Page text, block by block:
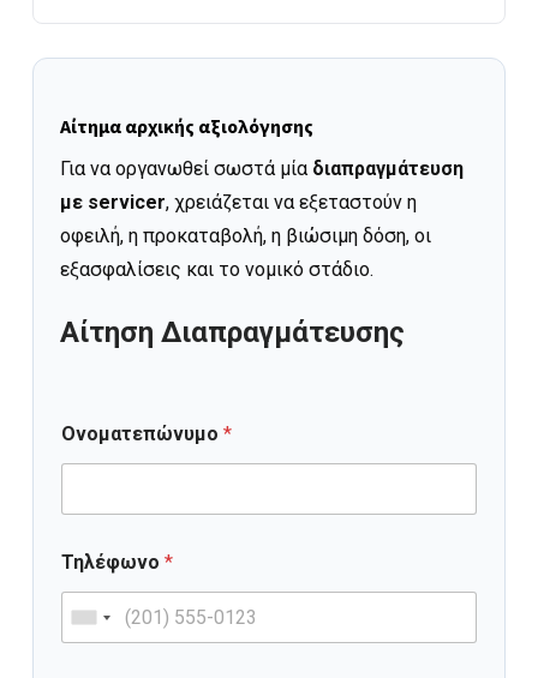
Αίτημα αρχικής αξιολόγησης
Για να οργανωθεί σωστά μία διαπραγμάτευση
με servicer, χρειάζεται να εξεταστούν η
οφειλή, η προκαταβολή, η βιώσιμη δόση, οι
εξασφαλίσεις και το νομικό στάδιο.
Αίτηση Διαπραγμάτευσης
Ονοματεπώνυμο *
Τηλέφωνο *